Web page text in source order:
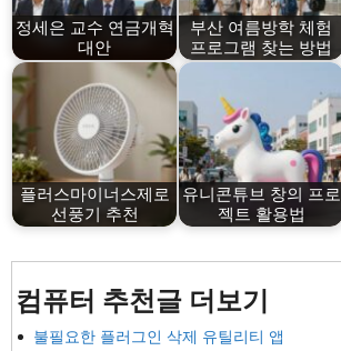
정세은 교수 연금개혁
대안
부산 여름방학 체험
프로그램 찾는 방법
플러스마이너스제로
선풍기 추천
유니콘튜브 창의 프로
젝트 활용법
컴퓨터 추천글 더보기
불필요한 플러그인 삭제 유틸리티 앱